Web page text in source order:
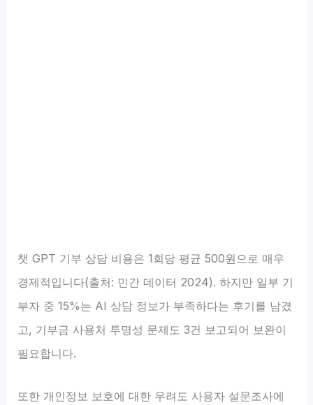
챗 GPT 기부 상담 비용은 1회당 평균 500원으로 매우
경제적입니다(출처: 민간 데이터 2024). 하지만 일부 기
부자 중 15%는 AI 상담 정보가 부족하다는 후기를 남겼
고, 기부금 사용처 투명성 문제도 3건 보고되어 보완이
필요합니다.
또한 개인정보 보호에 대한 우려도 사용자 설문조사에